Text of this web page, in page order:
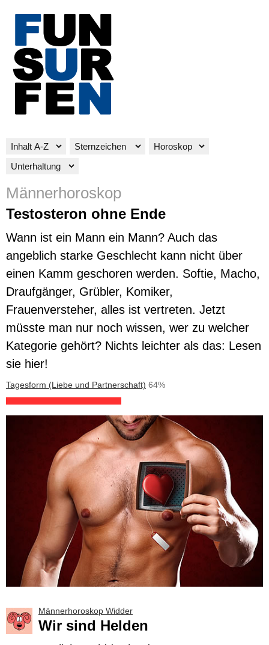
Männerhoroskop
Testosteron ohne Ende
Wann ist ein Mann ein Mann? Auch das
angeblich starke Geschlecht kann nicht über
einen Kamm geschoren werden. Softie, Macho,
Draufgänger, Grübler, Komiker,
Frauenversteher, alles ist vertreten. Jetzt
müsste man nur noch wissen, wer zu welcher
Kategorie gehört? Nichts leichter als das: Lesen
sie hier!
Tagesform (Liebe und Partnerschaft) 64%
Männerhoroskop Widder
Wir sind Helden